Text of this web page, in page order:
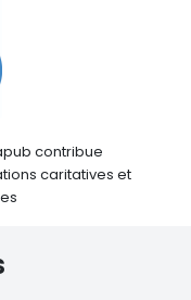
contribue
caritatives et